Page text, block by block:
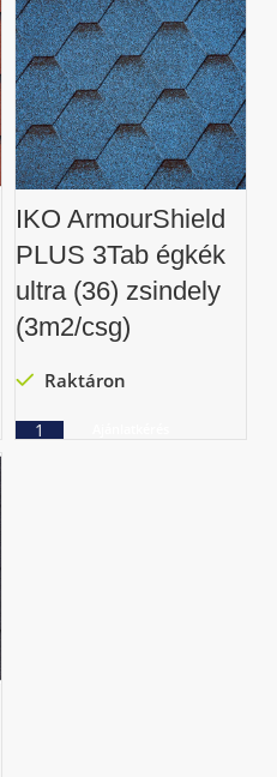
IKO ArmourShield
PLUS 3Tab égkék
ultra (36) zsindely
(3m2/csg)
Raktáron